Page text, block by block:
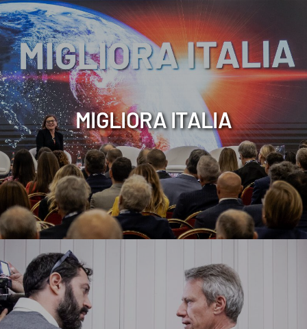
MIGLIORA ITALIA